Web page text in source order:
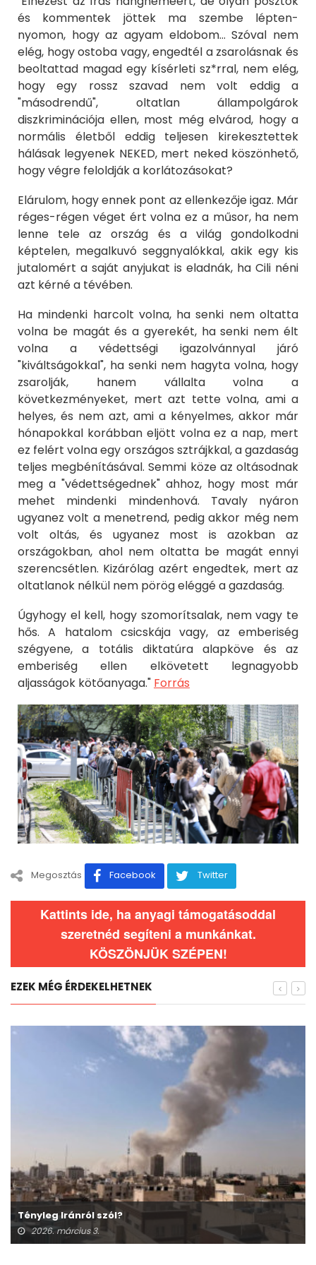
és kommentek jöttek ma szembe lépten-
nyomon, hogy az agyam eldobom... Szóval nem
elég, hogy ostoba vagy, engedtél a zsarolásnak és
beoltattad magad egy kísérleti sz*rral, nem elég,
hogy egy rossz szavad nem volt eddig a
"másodrendű", oltatlan állampolgárok
diszkriminációja ellen, most még elvárod, hogy a
normális életből eddig teljesen kirekesztettek
hálásak legyenek NEKED, mert neked köszönhető,
hogy végre feloldják a korlátozásokat?
Elárulom, hogy ennek pont az ellenkezője igaz. Már
réges-régen véget ért volna ez a műsor, ha nem
lenne tele az ország és a világ gondolkodni
képtelen, megalkuvó seggnyalókkal, akik egy kis
jutalomért a saját anyjukat is eladnák, ha Cili néni
azt kérné a tévében.
Ha mindenki harcolt volna, ha senki nem oltatta
volna be magát és a gyerekét, ha senki nem élt
volna a védettségi igazolvánnyal járó
"kiváltságokkal", ha senki nem hagyta volna, hogy
zsarolják, hanem vállalta volna a
következményeket, mert azt tette volna, ami a
helyes, és nem azt, ami a kényelmes, akkor már
hónapokkal korábban eljött volna ez a nap, mert
ez felért volna egy országos sztrájkkal, a gazdaság
teljes megbénításával. Semmi köze az oltásodnak
meg a "védettségednek" ahhoz, hogy most már
mehet mindenki mindenhová. Tavaly nyáron
ugyanez volt a menetrend, pedig akkor még nem
volt oltás, és ugyanez most is azokban az
országokban, ahol nem oltatta be magát ennyi
szerencsétlen. Kizárólag azért engedtek, mert az
oltatlanok nélkül nem pörög eléggé a gazdaság.
Úgyhogy el kell, hogy szomorítsalak, nem vagy te
hős. A hatalom csicskája vagy, az emberiség
szégyene, a totális diktatúra alapköve és az
emberiség ellen elkövetett legnagyobb
aljasságok kötőanyaga." Forrás
Megosztás Facebook Twitter
Kattints ide, ha anyagi támogatásoddal
szeretnéd segíteni a munkánkat.
KÖSZÖNJÜK SZÉPEN!
EZEK MÉG ÉRDEKELHETNEK
Tényleg Iránról szól?
2026. március 3.